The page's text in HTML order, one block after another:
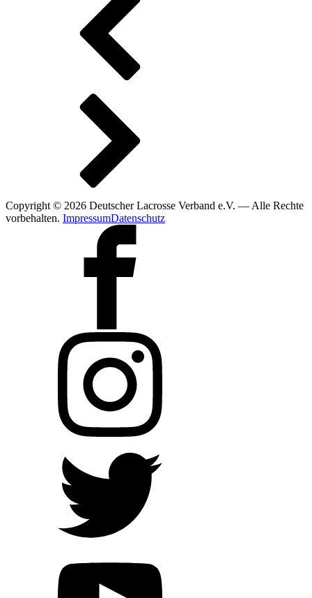
Copyright © 2026 Deutscher Lacrosse Verband e.V. — Alle Rechte
vorbehalten. ImpressumDatenschutz